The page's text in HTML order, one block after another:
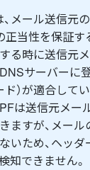
、メール送信元
正当性を保証す
る時に送信元
サーバーに
ド）が適合して
は送信元メー
ますが、メー
いため、ヘッ
知できません。